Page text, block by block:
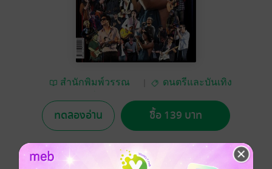
สำนักพิมพ์วรรณ
ดนตรีและบันเทิง
ทดลองอ่าน ซื้อ 139 บาท
No Rating